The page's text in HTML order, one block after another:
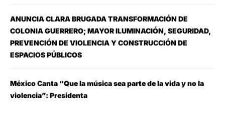
ANUNCIA CLARA BRUGADA TRANSFORMACIÓN DE
COLONIA GUERRERO; MAYOR ILUMINACIÓN, SEGURIDAD,
PREVENCIÓN DE VIOLENCIA Y CONSTRUCCIÓN DE
ESPACIOS PÚBLICOS
México Canta “Que la música sea parte de la vida y no la
violencia”: Presidenta